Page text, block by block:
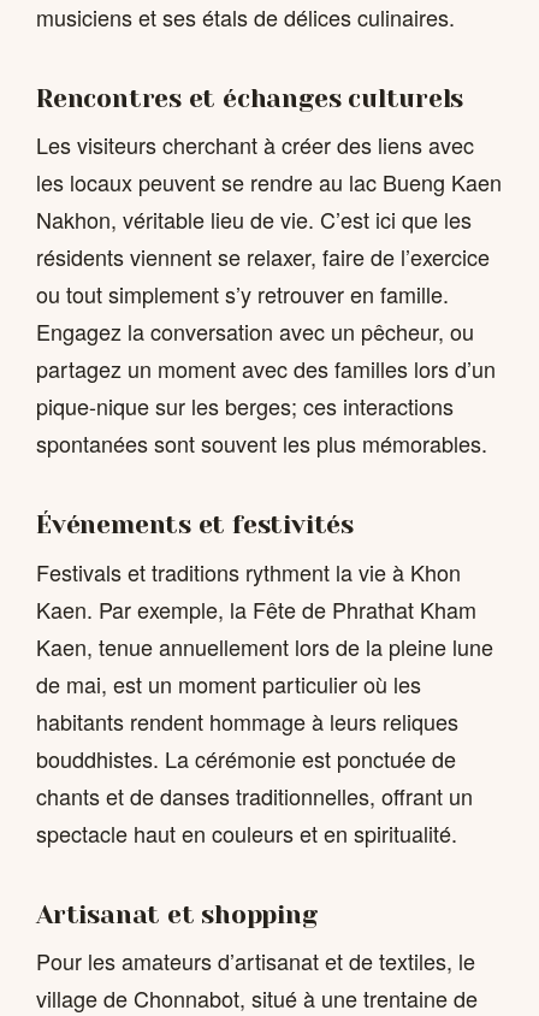
musiciens et ses étals de délices culinaires.
Rencontres et échanges culturels
Les visiteurs cherchant à créer des liens avec
les locaux peuvent se rendre au lac Bueng Kaen
Nakhon, véritable lieu de vie. C’est ici que les
résidents viennent se relaxer, faire de l’exercice
ou tout simplement s’y retrouver en famille.
Engagez la conversation avec un pêcheur, ou
partagez un moment avec des familles lors d’un
pique-nique sur les berges; ces interactions
spontanées sont souvent les plus mémorables.
Événements et festivités
Festivals et traditions rythment la vie à Khon
Kaen. Par exemple, la Fête de Phrathat Kham
Kaen, tenue annuellement lors de la pleine lune
de mai, est un moment particulier où les
habitants rendent hommage à leurs reliques
bouddhistes. La cérémonie est ponctuée de
chants et de danses traditionnelles, offrant un
spectacle haut en couleurs et en spiritualité.
Artisanat et shopping
Pour les amateurs d’artisanat et de textiles, le
village de Chonnabot, situé à une trentaine de